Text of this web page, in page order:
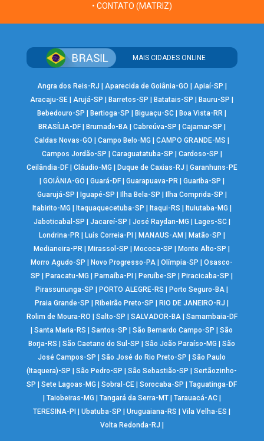
• CONTATO (MATRIZ)
MAIS CIDADES ONLINE
Angra dos Reis-RJ | Aparecida de Goiânia-GO | Apiaí-SP |
Aracaju-SE | Arujá-SP |Barretos-SP |Batatais-SP |Bauru-SP |
Bebedouro-SP |Bertioga-SP |Biguaçu-SC |Boa Vista-RR |
BRASÍLIA-DF| Brumado-BA| Cabreúva-SP | Cajamar-SP |
Caldas Novas-GO |Campo Belo-MG |CAMPO GRANDE-MS |
Campos Jordão-SP | Caraguatatuba-SP | Cardoso-SP |
Ceilândia-DF| Cláudio-MG | Duque de Caxias-RJ | Garanhuns-PE
| GOIÂNIA-GO | Guará-DF| Guarapuava-PR | Guariba-SP |
Guarujá-SP | Iguapé-SP | Ilha Bela-SP | Ilha Comprida-SP |
Itabirito-MG | Itaquaquecetuba-SP | Itaqui-RS | Ituiutaba-MG |
Jaboticabal-SP | Jacareí-SP | José Raydan-MG | Lages-SC|
Londrina-PR | Luís Correia-PI | MANAUS-AM | Matão-SP |
Medianeira-PR |Mirassol-SP |Mococa-SP |Monte Alto-SP |
Morro Agudo-SP |Novo Progresso-PA |Olímpia-SP |Osasco-
SP |Paracatu-MG |Parnaíba-PI |Peruíbe-SP |Piracicaba-SP |
Pirassununga-SP |PORTO ALEGRE-RS |Porto Seguro-BA |
Praia Grande-SP |Ribeirão Preto-SP |RIO DE JANEIRO-RJ |
Rolim de Moura-RO | Salto-SP | SALVADOR-BA| Samambaia-DF
|Santa Maria-RS |Santos-SP |São Bernardo Campo-SP |São
Borja-RS |São Caetano do Sul-SP |São João Paraíso-MG |São
José Campos-SP |São José do Rio Preto-SP |São Paulo
(Itaquera)-SP |São Pedro-SP |São Sebastião-SP |Sertãozinho-
SP |Sete Lagoas-MG |Sobral-CE |Sorocaba-SP |Taguatinga-DF
| Taiobeiras-MG | Tangará da Serra-MT| Tarauacá-AC|
TERESINA-PI |Ubatuba-SP |Uruguaiana-RS |Vila Velha-ES |
Volta Redonda-RJ |